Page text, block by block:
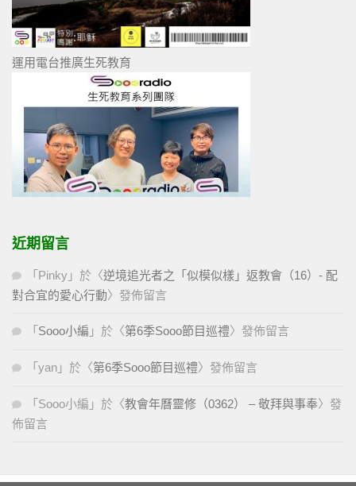
運用電台推廣生死教育
近期留言
「 Pinky 」於〈逆境追光者之「似模似樣」返教會（16）- 配
對合宜的愛心行動〉發佈留言
「 Sooo小編 」於〈第6季Sooo節目巡禮〉發佈留言
「 yan 」於〈第6季Sooo節目巡禮〉發佈留言
「 Sooo小編 」於〈教會年曆靈修（0362） – 敬拜與事奉〉發
佈留言